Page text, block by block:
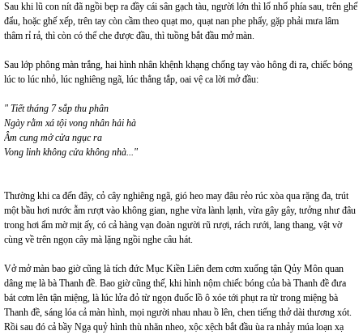
Sau khi lũ con nít đã ngồi bẹp ra đầy cái sân gạch tàu, người lớn thì lố nhố phía sau, trên ghế
đẩu, hoặc ghế xếp, trên tay còn cầm theo quạt mo, quạt nan phe phẩy, gặp phải mưa lâm
thâm rỉ rả, thì còn có thể che được đầu, thì tuồng bắt đầu mở màn.
Sau lớp phông màn trắng, hai hình nhân khệnh khạng chống tay vào hông đi ra, chiếc bóng
lúc to lúc nhỏ, lúc nghiêng ngã, lúc thẳng tắp, oai vệ ca lời mở đầu:
" Tiết tháng 7 sắp thu phân
Ngày rằm xá tội vong nhân hải hà
Âm cung mở cửa ngục ra
Vong linh không cửa không nhà..."
Thường khi ca đến đây, cỏ cây nghiêng ngã, gió heo may đâu rẻo rúc xòa qua rặng đa, trút
một bầu hơi nước ẫm rượt vào không gian, nghe vừa lành lạnh, vừa gây gây, tưởng như đâu
trong hơi ẩm mờ mịt ấy, có cả hàng vạn đoàn người rũ rượi, rách rưới, lang thang, vật vờ
cùng về trên ngọn cây mà lặng ngồi nghe câu hát.
Vở mở màn bao giờ cũng là tích đức Mục Kiền Liên đem cơm xuống tận Qủy Môn quan
dâng mẹ là bà Thanh đề. Bao giờ cũng thế, khi hình nộm chiếc bóng của bà Thanh đề đưa
bát cơm lên tận miệng, là lúc lửa đỏ từ ngọn đuốc lồ ô xóe tới phụt ra từ trong miệng bà
Thanh đề, sáng lóa cả màn hình, mọi người nhau nhau ồ lên, chen tiếng thở dài thương xót.
Rồi sau đó cả bầy Ngạ quỷ hình thù nhăn nheo, xộc xệch bắt đầu ùa ra nhảy múa loạn xạ